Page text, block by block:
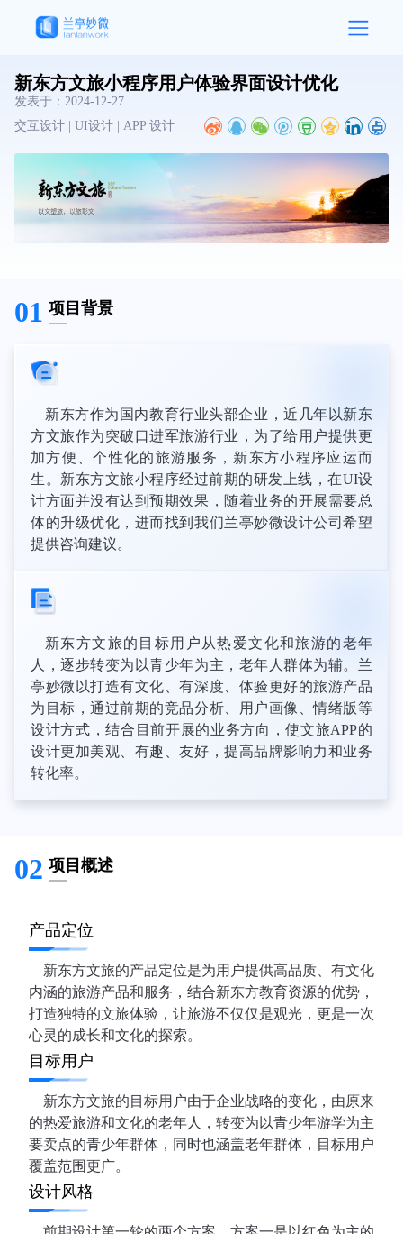
新东方文旅小程序用户体验界面设计优化
发表于： 2024-12-27
交互设计 | UI设计 | APP 设计
01 项目背景
新东方作为国内教育行业头部企业，近几年以新东
方文旅作为突破口进军旅游行业，为了给用户提供更
加方便、个性化的旅游服务，新东方小程序应运而
生。新东方文旅小程序经过前期的研发上线，在UI设
计方面并没有达到预期效果，随着业务的开展需要总
体的升级优化，进而找到我们兰亭妙微设计公司希望
提供咨询建议。
新东方文旅的目标用户从热爱文化和旅游的老年
人，逐步转变为以青少年为主，老年人群体为辅。兰
亭妙微以打造有文化、有深度、体验更好的旅游产品
为目标，通过前期的竞品分析、用户画像、情绪版等
设计方式，结合目前开展的业务方向，使文旅APP的
设计更加美观、有趣、友好，提高品牌影响力和业务
转化率。
02 项目概述
产品定位
新东方文旅的产品定位是为用户提供高品质、有文化
内涵的旅游产品和服务，结合新东方教育资源的优势，
打造独特的文旅体验，让旅游不仅仅是观光，更是一次
心灵的成长和文化的探索。
目标用户
新东方文旅的目标用户由于企业战略的变化，由原来
的热爱旅游和文化的老年人，转变为以青少年游学为主
要卖点的青少年群体，同时也涵盖老年群体，目标用户
覆盖范围更广。
设计风格